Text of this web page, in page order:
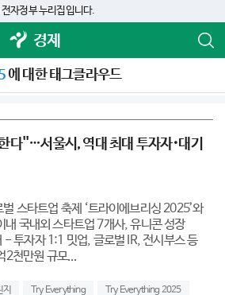
자정부 누리집입니다.
경제
에 대한 태그클라우드
다''…서울시, 역대 최대 투자자･대기
스타트업 축제 ‘트라이에브리싱 2025’와
국내외 스타트업 7개사, 유니콘 성장
- 투자자 1:1 밋업, 글로벌 IR, 전시부스 등
2천만원 규모...
Try Everything Try Everything 2025